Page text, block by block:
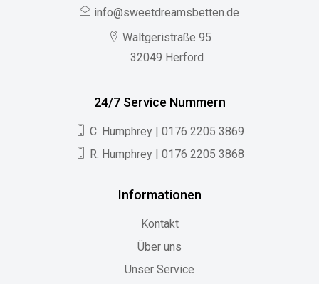
info@sweetdreamsbetten.de
Waltgeristraße 95
32049 Herford
24/7 Service Nummern
C. Humphrey | 0176 2205 3869
R. Humphrey | 0176 2205 3868
Informationen
Kontakt
Über uns
Unser Service